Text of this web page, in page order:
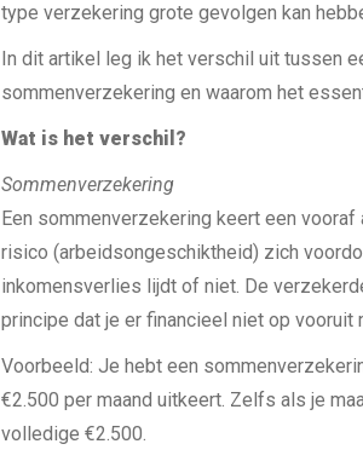
type verzekering grote gevolgen kan
In dit artikel leg ik het verschil uit tussen
sommenverzekering en waarom het
Wat is het verschil?
Sommenverzekering
Een sommenverzekering keert een
risico (arbeidsongeschiktheid) zich
inkomensverlies lijdt of niet. De
principe dat je er financieel niet op vooruit
Voorbeeld: Je hebt een
€2.500 per maand uitkeert. Zelfs als je
volledige €2.500.